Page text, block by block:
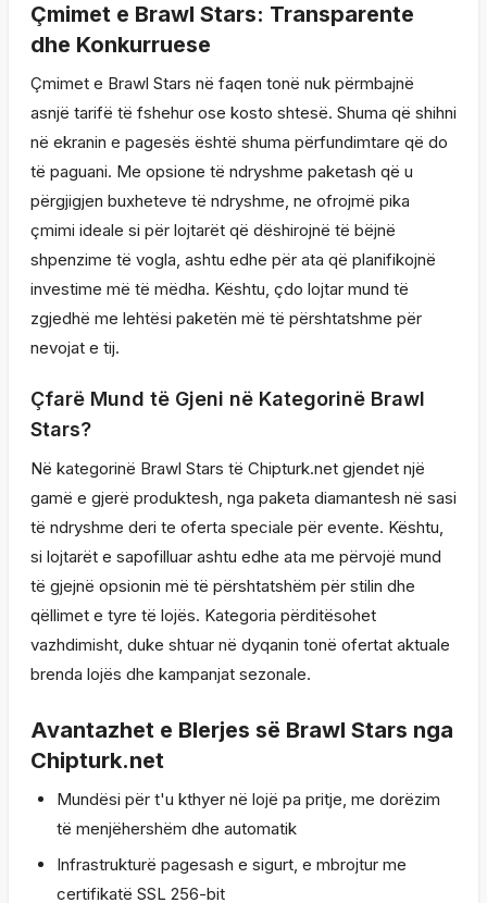
Çmimet e Brawl Stars: Transparente
dhe Konkurruese
Çmimet e Brawl Stars në faqen tonë nuk përmbajnë
asnjë tarifë të fshehur ose kosto shtesë. Shuma që shihni
në ekranin e pagesës është shuma përfundimtare që do
të paguani. Me opsione të ndryshme paketash që u
përgjigjen buxheteve të ndryshme, ne ofrojmë pika
çmimi ideale si për lojtarët që dëshirojnë të bëjnë
shpenzime të vogla, ashtu edhe për ata që planifikojnë
investime më të mëdha. Kështu, çdo lojtar mund të
zgjedhë me lehtësi paketën më të përshtatshme për
nevojat e tij.
Çfarë Mund të Gjeni në Kategorinë Brawl
Stars?
Në kategorinë Brawl Stars të Chipturk.net gjendet një
gamë e gjerë produktesh, nga paketa diamantesh në sasi
të ndryshme deri te oferta speciale për evente. Kështu,
si lojtarët e sapofilluar ashtu edhe ata me përvojë mund
të gjejnë opsionin më të përshtatshëm për stilin dhe
qëllimet e tyre të lojës. Kategoria përditësohet
vazhdimisht, duke shtuar në dyqanin tonë ofertat aktuale
brenda lojës dhe kampanjat sezonale.
Avantazhet e Blerjes së Brawl Stars nga
Chipturk.net
Mundësi për t'u kthyer në lojë pa pritje, me dorëzim
të menjëhershëm dhe automatik
Infrastrukturë pagesash e sigurt, e mbrojtur me
certifikatë SSL 256-bit